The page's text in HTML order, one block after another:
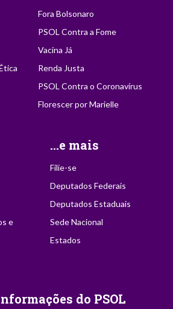
Fora Bolsonaro
PSOL Contra a Fome
Vacina Já
Renda Justa
PSOL Contra o Coronavírus
Florescer por Marielle
e
...e mais
Filie-se
Deputados Federais
Deputados Estaduais
Sede Nacional
Estados
do PSOL